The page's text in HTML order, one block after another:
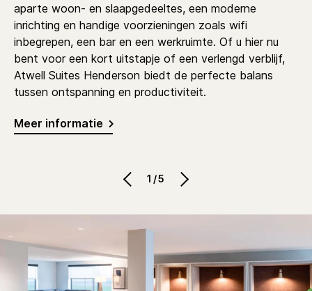
aparte woon- en slaapgedeeltes, een moderne
inrichting en handige voorzieningen zoals wifi
inbegrepen, een bar en een werkruimte. Of u hier nu
bent voor een kort uitstapje of een verlengd verblijf,
Atwell Suites Henderson biedt de perfecte balans
tussen ontspanning en productiviteit.
Meer informatie
1/5